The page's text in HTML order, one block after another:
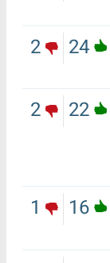
24
2
22
2
16
1